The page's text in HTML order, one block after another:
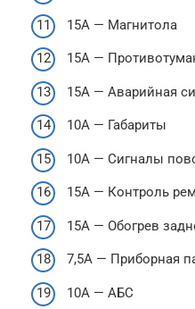
15А — Магнитола
15А —
15А — Аварийная
10А — Габариты
10А — Сигналы
15А — Контроль
15А — Обогрев
7,5А — Приборная
10А — АБС